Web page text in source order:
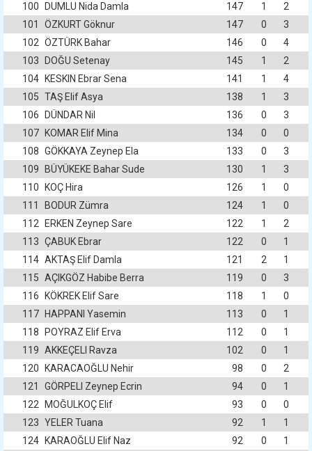
100
DUMLU Nida Damla 147 1
2
101
ÖZKURT Göknur 147 0
3
102 ÖZTÜRK Bahar 146 0
4
103
DOĞU Setenay 145 1
2
104
KESKIN Ebrar Sena 141 1
4
105 TAŞ Elif Asya 138 1
3
106
DÜNDAR Nil 136 0
3
107
KOMAR Elif Mina 134 0
0
108 GÖKKAYA Zeynep Ela 133 0
3
109
BÜYÜKEKE Bahar Sude 130 1
3
110
KOÇ Hira 126 1
0
111
BODUR Zümra 124 1
0
112
ERKEN Zeynep Sare 122 1
2
113 ÇABUK Ebrar 122 0
1
114 AKTAŞ Elif Damla 121 2
1
115 AÇIKGÖZ Habibe Berra 119 0
3
116
KÖKREK Elif Sare 118 1
0
117
HAPPANI Yasemin 113 0
1
118
POYRAZ Elif Erva 112 0
1
119 AKKEÇELI Ravza 102 0
1
120
KARACAOĞLU Nehir 98 0
2
121
GÖRPELI Zeynep Ecrin 94 0
1
122
MOĞULKOÇ Elif 93 0
0
123 YELER Tuana 92 1
1
124
KARAOĞLU Elif Naz 92 0 1